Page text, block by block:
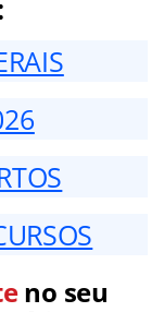
no seu